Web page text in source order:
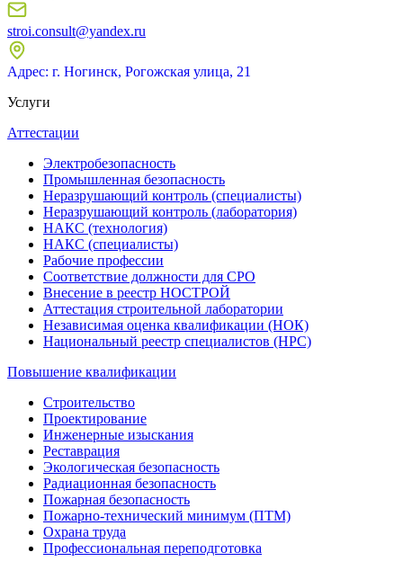
stroi.consult@yandex.ru
Адрес: г. Ногинск, Рогожская улица, 21
Услуги
Аттестации
Электробезопасность
Промышленная безопасность
Неразрушающий контроль (специалисты)
Неразрушающий контроль (лаборатория)
НАКС (технология)
НАКС (специалисты)
Рабочие профессии
Соответствие должности для СРО
Внесение в реестр НОСТРОЙ
Аттестация строительной лаборатории
Независимая оценка квалификации (НОК)
Национальный реестр специалистов (НРС)
Повышение квалификации
Строительство
Проектирование
Инженерные изыскания
Реставрация
Экологическая безопасность
Радиационная безопасность
Пожарная безопасность
Пожарно-технический минимум (ПТМ)
Охрана труда
Профессиональная переподготовка